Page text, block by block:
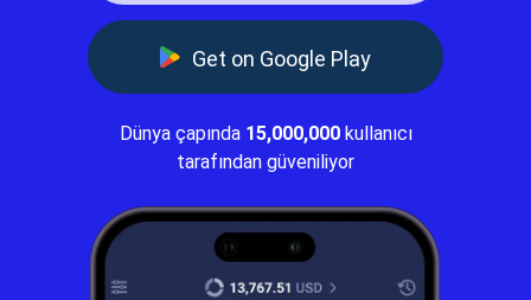
Get on Google Play
Dünya çapında 15,000,000kullanıcı
tarafından güveniliyor